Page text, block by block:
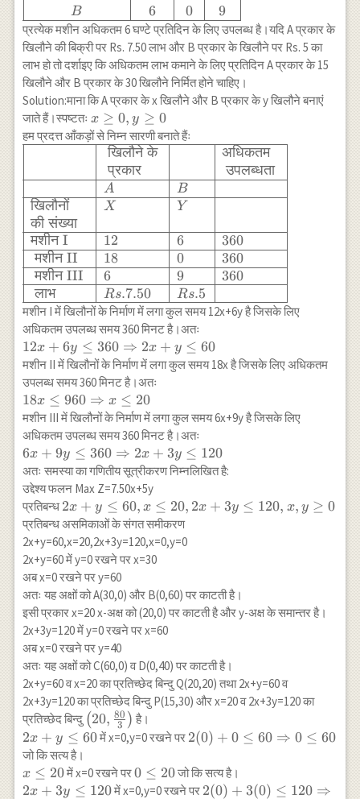
\\ \hline A &
(10,0) & 16
\times 10+20
\times 0=160
\\ \hline
\end{array}
\text{खिलौने
के प्रकार } &
\text{मशीन}
\\ \hline & I
& II & II I \\
A & 12 & 18
& 6 \\ B & 6
& 0 & 9 \\
\hline
B
6
0
9
प्रत्येक मशीन अधिकतम 6 घण्टे प्रतिदिन के लिए उपलब्ध है।यदि A प्रकार के
खिलौने की बिक्री पर Rs. 7.50 लाभ और B प्रकार के खिलौने पर Rs. 5 का
लाभ हो तो दर्शाइए कि अधिकतम लाभ कमाने के लिए प्रतिदिन A प्रकार के 15
खिलौने और B प्रकार के 30 खिलौने निर्मित होने चाहिए।
Solution:माना कि A प्रकार के x खिलौने और B प्रकार के y खिलौने बनाएं
जाते हैं।स्पष्टतः x
\geq
0, y
\geq
0
x ≥ 0, y ≥ 0
हम प्रदत्त आँकड़ों से निम्न सारणी बनाते हैंः
\begin{array}
{|l|l|l|l|} \hline
& \text{ खिलौने
के } &
&\text{अधिकतम
} \\ & \text{
प्रकार } & &
\text{ उपलब्धता
} \\ \hline & A
& B & \\
\hline
\text{खिलौनों}
& X & Y & \\
\text{की संख्या}
& & & \\
\hline
\text{मशीन I }
& 12 & 6 & 360
\\ \hline
\text{ मशीन II }
& 18 & 0 & 360
\\\hline \text{
मशीन III } & 6
& 9 & 360 \\
\hline \text{
लाभ } & Rs.
7.50 & Rs. 5 &
\\ \hline
\end{array}
खिलौनों
की संख्या
मशीनI
मशीनII
मशीनIII
लाभ
खिलौने के
प्रकार
A
X
12
18
6
Rs.7.50
B
Y
6
0
9
Rs.5
अधिकतम
उपलब्धता
360
360
360
मशीन I में खिलौनों के निर्माण में लगा कुल समय 12x+6y है जिसके लिए
अधिकतम उपलब्ध समय 360 मिनट है।अतः
12x+6 y
\leq 360
\Rightarrow
2 x+y \leq
60
12x + 6y ≤ 360 ⇒ 2x + y ≤ 60
मशीन II में खिलौनों के निर्माण में लगा कुल समय 18x है जिसके लिए अधिकतम
उपलब्ध समय 360 मिनट है।अतः
18 x \leq
960
\Rightarrow
x \leq 20
18x ≤ 960 ⇒ x ≤ 20
मशीन III में खिलौनों के निर्माण में लगा कुल समय 6x+9y है जिसके लिए
अधिकतम उपलब्ध समय 360 मिनट है।अतः
6x+9y \leq
360
\Rightarrow
2 x+3 y
\leq 120
6x + 9y ≤ 360 ⇒ 2x + 3y ≤ 120
अतः समस्या का गणितीय सूत्रीकरण निम्नलिखित है:
उद्देश्य फलन Max Z=7.50x+5y
प्रतिबन्ध 2
x+y
\leq
60,
x
\leq
20,2
x+3
y
\leq
120,
x, y
\geq
0
2x + y ≤ 60, x ≤ 20, 2x + 3y ≤ 120, x, y ≥ 0
प्रतिबन्ध असमिकाओं के संगत समीकरण
2x+y=60,x=20,2x+3y=120,x=0,y=0
2x+y=60 में y=0 रखने पर x=30
अब x=0 रखने पर y=60
अतः यह अक्षों को A(30,0) और B(0,60) पर काटती है।
इसी प्रकार x=20 x-अक्ष को (20,0) पर काटती है और y-अक्ष के समान्तर है।
2x+3y=120 में y=0 रखने पर x=60
अब x=0 रखने पर y=40
अतः यह अक्षों को C(60,0) व D(0,40) पर काटती है।
2x+y=60 व x=20 का प्रतिच्छेद बिन्दु Q(20,20) तथा 2x+y=60 व
2x+3y=120 का प्रतिच्छेद बिन्दु P(15,30) और x=20 व 2x+3y=120 का
प्रतिच्छेद बिन्दु \left(20,
\frac{80}
(20, 3
80 ) है।
2x+y
\leq
60
2x + y ≤ 60में x=0,y=0 रखने पर 2(0)+0 \leq
\Rightarrow
0 \leq 60
2(0) + 0 ≤ 60 ⇒ 0 ≤ 60
जो कि सत्य है।
x
\leq
x ≤ 20में x=0 रखने पर0
\leq
0 ≤ 20जो कि सत्य है।
2
2x + 3y ≤ 120में x=0,y=0 रखने पर 2(0)+3(0)
2(0) + 3(0) ≤ 120 ⇒